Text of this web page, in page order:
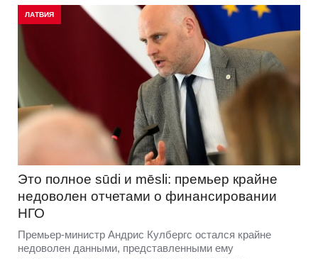
ЛАТВИЯ
Это полное sūdi и mēsli: премьер крайне
недоволен отчетами о финансировании
НГО
Премьер-министр Андрис Кулбергс остался крайне
недоволен данными, представленными ему